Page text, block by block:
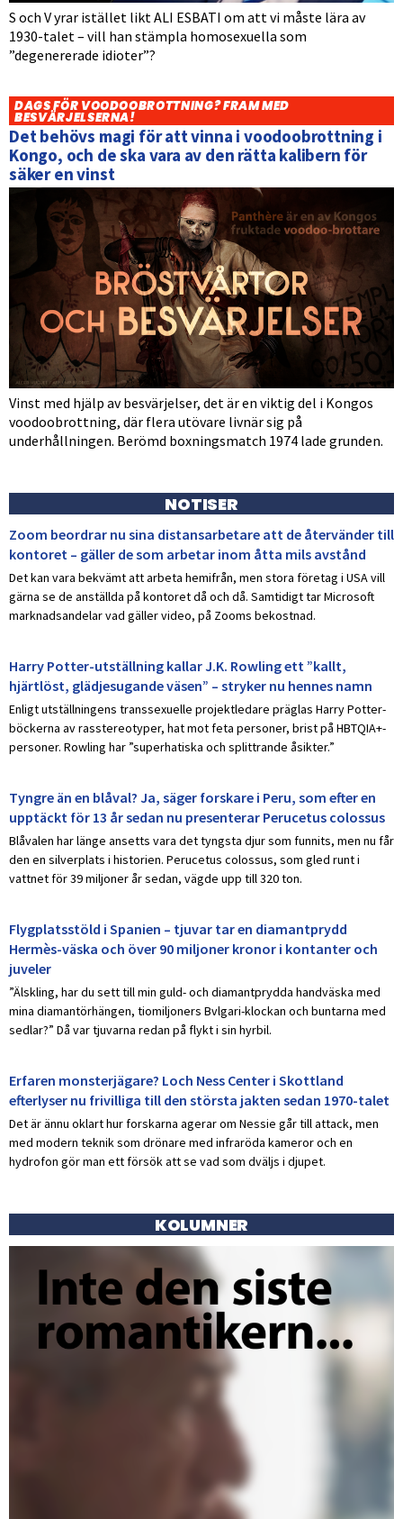
S och V yrar istället likt ALI ESBATI om att vi måste lära av
1930-talet – vill han stämpla homosexuella som
”degenererade idioter”?
DAGS FÖR VOODOOBROTTNING? FRAM MED
BESVÄRJELSERNA!
Det behövs magi för att vinna i voodoobrottning i
Kongo, och de ska vara av den rätta kalibern för
säker en vinst
Vinst med hjälp av besvärjelser, det är en viktig del i Kongos
voodoobrottning, där flera utövare livnär sig på
underhållningen. Berömd boxningsmatch 1974 lade grunden.
NOTISER
Zoom beordrar nu sina distansarbetare att de återvänder till
kontoret – gäller de som arbetar inom åtta mils avstånd
Det kan vara bekvämt att arbeta hemifrån, men stora företag i USA vill
gärna se de anställda på kontoret då och då. Samtidigt tar Microsoft
marknadsandelar vad gäller video, på Zooms bekostnad.
Harry Potter-utställning kallar J.K. Rowling ett ”kallt,
hjärtlöst, glädjesugande väsen” – stryker nu hennes namn
Enligt utställningens transsexuelle projektledare präglas Harry Potter-
böckerna av rasstereotyper, hat mot feta personer, brist på HBTQIA+-
personer. Rowling har ”superhatiska och splittrande åsikter.”
Tyngre än en blåval? Ja, säger forskare i Peru, som efter en
upptäckt för 13 år sedan nu presenterar Perucetus colossus
Blåvalen har länge ansetts vara det tyngsta djur som funnits, men nu får
den en silverplats i historien. Perucetus colossus, som gled runt i
vattnet för 39 miljoner år sedan, vägde upp till 320 ton.
Flygplatsstöld i Spanien – tjuvar tar en diamantprydd
Hermès-väska och över 90 miljoner kronor i kontanter och
juveler
”Älskling, har du sett till min guld- och diamantprydda handväska med
mina diamantörhängen, tiomiljoners Bvlgari-klockan och buntarna med
sedlar?” Då var tjuvarna redan på flykt i sin hyrbil.
Erfaren monsterjägare? Loch Ness Center i Skottland
efterlyser nu frivilliga till den största jakten sedan 1970-talet
Det är ännu oklart hur forskarna agerar om Nessie går till attack, men
med modern teknik som drönare med infraröda kameror och en
hydrofon gör man ett försök att se vad som dväljs i djupet.
KOLUMNER